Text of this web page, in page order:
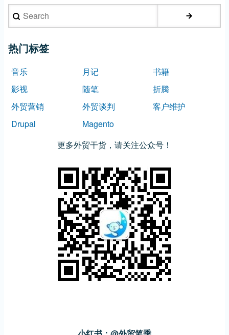
Search
热门标签
音乐 月记
书籍
影视
随笔
折腾
外贸营销
外贸谈判
客户维护
Drupal
Magento
更多外贸干货，请关注公众号！